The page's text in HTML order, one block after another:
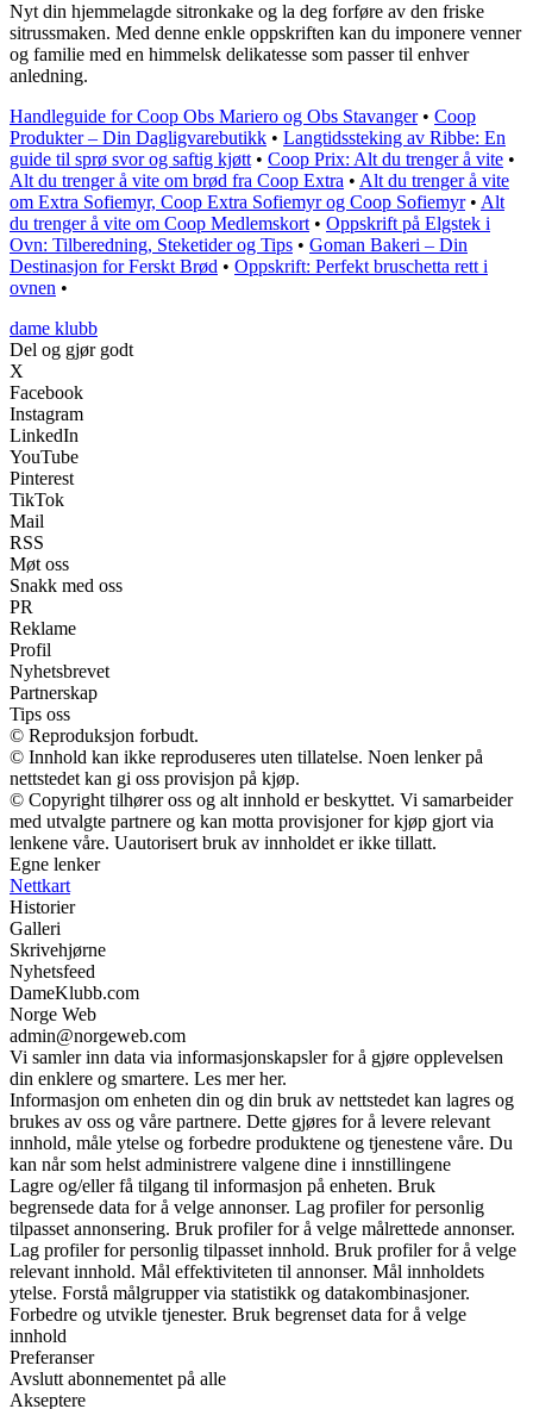
Nyt din hjemmelagde sitronkake og la deg forføre av den friske
sitrussmaken. Med denne enkle oppskriften kan du imponere venner
og familie med en himmelsk delikatesse som passer til enhver
anledning.
Handleguide for Coop Obs Mariero og Obs Stavanger• Coop
Produkter – Din Dagligvarebutikk • Langtidssteking av Ribbe: En
guide til sprø svor og saftig kjøtt• Coop Prix: Alt du trenger å vite •
Alt du trenger å vite om brød fra Coop Extra • Alt du trenger å vite
om Extra Sofiemyr, Coop Extra Sofiemyr og Coop Sofiemyr• Alt
du trenger å vite om Coop Medlemskort• Oppskrift på Elgstek i
Ovn: Tilberedning, Steketider og Tips • Goman Bakeri – Din
Destinasjon for Ferskt Brød • Oppskrift: Perfekt bruschetta rett i
ovnen •
dame klubb
Del og gjør godt
X
Facebook
Instagram
LinkedIn
YouTube
Pinterest
TikTok
Mail
RSS
Møt oss
Snakk med oss
PR
Reklame
Profil
Nyhetsbrevet
Partnerskap
Tips oss
© Reproduksjon forbudt.
© Innhold kan ikke reproduseres uten tillatelse. Noen lenker på
nettstedet kan gi oss provisjon på kjøp.
© Copyright tilhører oss og alt innhold er beskyttet. Vi samarbeider
med utvalgte partnere og kan motta provisjoner for kjøp gjort via
lenkene våre. Uautorisert bruk av innholdet er ikke tillatt.
Egne lenker
Nettkart
Historier
Galleri
Skrivehjørne
Nyhetsfeed
DameKlubb.com
Norge Web
admin@norgeweb.com
Vi samler inn data via informasjonskapsler for å gjøre opplevelsen
din enklere og smartere. Les mer her.
Informasjon om enheten din og din bruk av nettstedet kan lagres og
brukes av oss og våre partnere. Dette gjøres for å levere relevant
innhold, måle ytelse og forbedre produktene og tjenestene våre. Du
kan når som helst administrere valgene dine i innstillingene
Lagre og/eller få tilgang til informasjon på enheten. Bruk
begrensede data for å velge annonser. Lag profiler for personlig
tilpasset annonsering. Bruk profiler for å velge målrettede annonser.
Lag profiler for personlig tilpasset innhold. Bruk profiler for å velge
relevant innhold. Mål effektiviteten til annonser. Mål innholdets
ytelse. Forstå målgrupper via statistikk og datakombinasjoner.
Forbedre og utvikle tjenester. Bruk begrenset data for å velge
innhold
Preferanser
Avslutt abonnementet på alle
Akseptere